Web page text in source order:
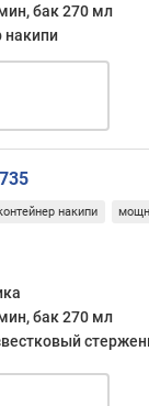
также
бак 270 мл
накипи
накипи
бак 270 мл